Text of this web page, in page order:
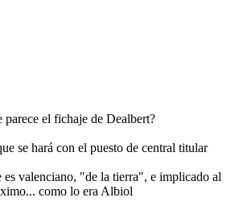
parece el fichaje de Dealbert?
se hará con el puesto de central titular
es valenciano, "de la tierra", e implicado al
como lo era Albiol